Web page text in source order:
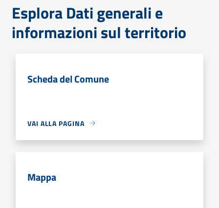
Esplora Dati generali e
informazioni sul territorio
Scheda del Comune
VAI ALLA PAGINA
Mappa